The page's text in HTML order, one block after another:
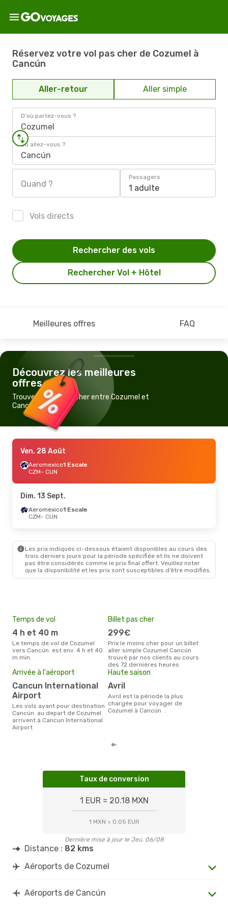
Réservez votre vol pas cher de Cozumel à
Cancún
Aller-retour Aller simple
D'où partez-vous ?
Cozumel
Où allez-vous ?
Cancún
Quand ?
Passagers
1 adulte
Vols directs
Rechercher Vol + Hôtel
Rechercher des vols
Meilleures offres FAQ
Découvrez les meilleures
offres
Trouvez un vol pas cher entre Cozumel et
Cancún
Ven. 28 Août
Aeromexico1 Escale
CZM- CUN
Dim. 13 Sept.
Aeromexico1 Escale
CZM- CUN
Les prix indiqués ci-dessous étaient disponibles au cours des
trois derniers jours pour la période spécifiée et ils ne doivent
pas être considérés comme le prix final offert. Veuillez noter
que la disponibilité et les prix sont susceptibles d’être modifiés.
Temps de vol
4 h et 40 m
Le temps de vol de Cozumel
vers Cancún est env. 4 h et 40
m min.
Billet pas cher
299€
Prix le moins cher pour un billet
aller simple Cozumel Cancún
trouvé par nos clients au cours
des 72 dernières heures
Arrivée à l'aéroport
Cancun International
Airport
Les vols ayant pour destination
Cancún au depart de Cozumel
arrivent à Cancun International
Airport
Haute saison
avril
avril est la période la plus
chargée pour voyager de
Cozumel à Cancún .
Taux de conversion
1 EUR = 20.18 MXN
1 MXN = 0.05 EUR
Dernière mise à jour le Jeu. 06/08
Distance : 82 kms
Aéroports de Cozumel
Aéroports de Cancún